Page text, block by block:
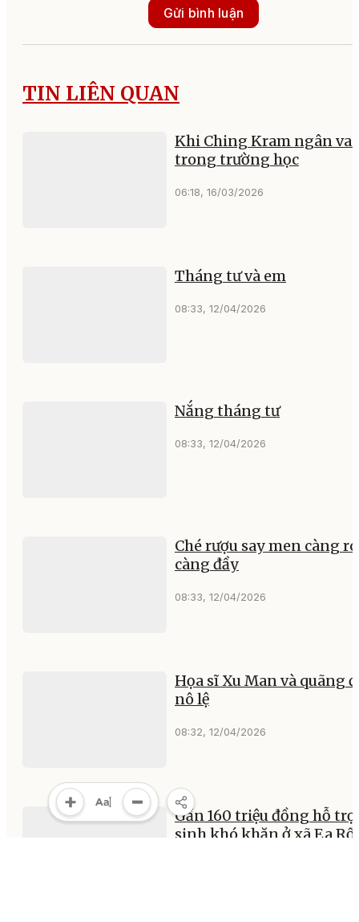
Gửi bình luận
TIN LIÊN QUAN
Khi Ching Kram ngân
trong trường học
06:18, 16/03/2026
Tháng tư và em
08:33, 12/04/2026
Nắng tháng tư
08:33, 12/04/2026
Ché rượu say men càng
càng đầy
08:33, 12/04/2026
Họa sĩ Xu Man và quãng
nô lệ
08:32, 12/04/2026
Gần 160 triệu đồng hỗ trợ
sinh khó khăn ở xã Ea